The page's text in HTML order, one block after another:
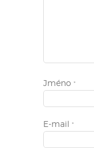
Jméno *
E-mail *